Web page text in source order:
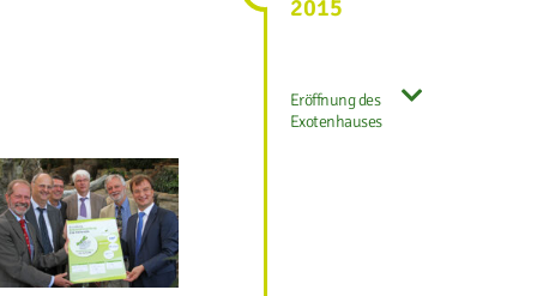
2015
Eröffnung des
Exotenhauses